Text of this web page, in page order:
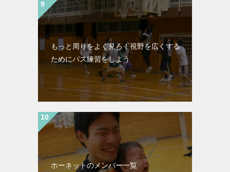
もっと周りをよく見ろ！視野を広くする
ためにパス練習をしよう
ホーネットのメンバー一覧